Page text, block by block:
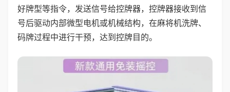
好牌型等指令，发送信号给控牌器，控牌器接收到信
号后驱动内部微型电机或机械结构，在麻将机洗牌、
码牌过程中进行干预，达到控牌目的。